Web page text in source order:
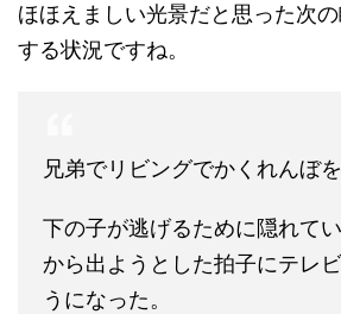
ほほえましい光景だと思った次
する状況ですね。
兄弟でリビングでかくれんぼを
下の子が逃げるために隠れて
から出ようとした拍子にテレ
うになった。